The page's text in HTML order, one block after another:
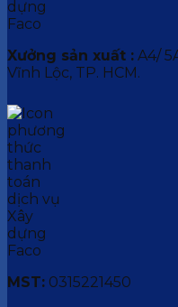
Xưởng sản xuất : A4/
Vĩnh Lộc, TP. HCM.
MST: 0315221450